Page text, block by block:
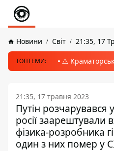
Новини Світ 21:35, 17
ТОПТЕМИ: ⚠️
21:35, 17 травня 2023
Путін розчарувався
росії заарештували
фізика-розробника
один з них помер у